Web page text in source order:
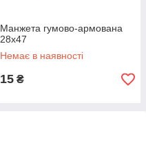
Манжета гумово-армована
28х47
Немає в наявності
15 ₴